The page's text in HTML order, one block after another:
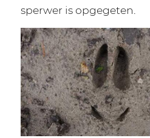
sperwer is opgegeten.